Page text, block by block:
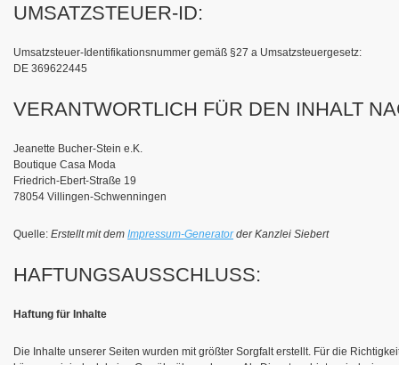
UMSATZSTEUER-ID:
Umsatzsteuer-Identifikationsnummer gemäß §27 a Umsatzsteuergesetz:
DE 369622445
VERANTWORTLICH FÜR DEN INHALT
Jeanette Bucher-Stein e.K.
Boutique Casa Moda
Friedrich-Ebert-Straße 19
78054 Villingen-Schwenningen
Quelle: Erstellt mit dem Impressum-Generatorder Kanzlei Siebert
HAFTUNGSAUSSCHLUSS:
Haftung für Inhalte
Die Inhalte unserer Seiten wurden mit größter Sorgfalt erstellt. Für die